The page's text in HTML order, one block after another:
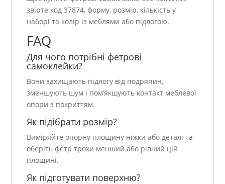
звірте код 37874, форму, розмір, кількість у
наборі та колір із меблями або підлогою.
FAQ
Для чого потрібні фетрові
самоклейки?
Вони захищають підлогу від подряпин,
зменшують шум і пом’якшують контакт меблевої
опори з покриттям.
Як підібрати розмір?
Виміряйте опорну площину ніжки або деталі та
оберіть фетр трохи менший або рівний цій
площині.
Як підготувати поверхню?